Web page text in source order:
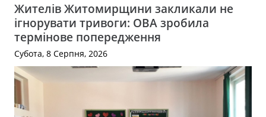
Жителів Житомирщини закликали не
ігнорувати тривоги: ОВА зробила
термінове попередження
Субота, 8 Серпня, 2026